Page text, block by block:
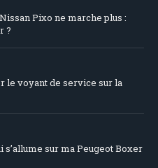
Pixo ne marche plus :
?
le voyant de service sur la
s’allume sur ma Peugeot Boxer